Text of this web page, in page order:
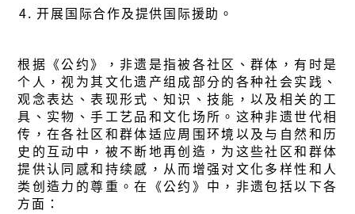
开展国际合作及提供国际援助。
根据《公约》，非遗是指被各社区、群体，有时是
个人，视为其文化遗产组成部分的各种社会实践、
观念表达、表现形式、知识、技能，以及相关的工
具、实物、手工艺品和文化场所。这种非遗世代相
传，在各社区和群体适应周围环境以及与自然和历
史的互动中，被不断地再创造，为这些社区和群体
提供认同感和持续感，从而增强对文化多样性和人
类创造力的尊重。在《公约》中，非遗包括以下各
方面：